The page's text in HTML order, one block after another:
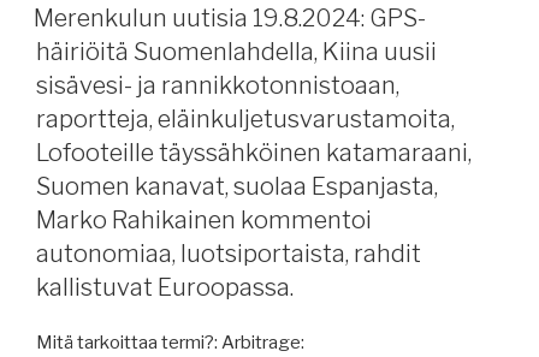
hukkalämmön
talteenotto,
testitulosskandaali
Japanissa,
apinarokko
olikin
vesirokkoa,
onnettomuusvalmius
uusiutuvissa
polttoaineissa,
Punaisella
digitaalialustoissa
tapahtuu,
ylösmakaaminen,
jäänmurtajia
Jäämerellä,
Norsepowerin
roottorit
irtolastialukseen,
tiellä
hiilineutraaliuteen,
Merenkulun uutisia 19.8.2024: GPS-
häiriöitä Suomenlahdella, Kiina uusii
sisävesi- ja rannikkotonnistoaan,
raportteja, eläinkuljetusvarustamoita,
Lofooteille täyssähköinen katamaraani,
Suomen kanavat, suolaa Espanjasta,
Marko Rahikainen kommentoi
autonomiaa, luotsiportaista, rahdit
kallistuvat Euroopassa.
Mitä tarkoittaa termi?: Arbitrage: